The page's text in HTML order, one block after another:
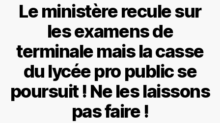
Le ministère recule sur
les examens de
terminale mais la casse
du lycée pro public se
poursuit ! Ne les laissons
pas faire !